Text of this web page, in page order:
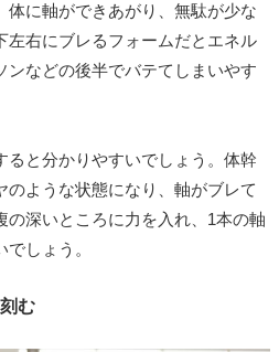
体に軸ができあがり、無駄が少な
左右にブレるフォームだとエネル
ンなどの後半でバテてしまいやす
ると分かりやすいでしょう。体幹
のような状態になり、軸がブレて
の深いところに力を入れ、1本の軸
しょう。
む